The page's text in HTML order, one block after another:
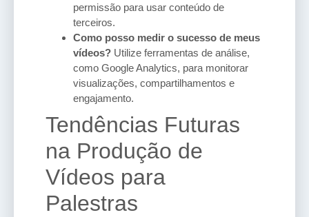
permissão para usar conteúdo de
terceiros.
Como posso medir o sucesso de meus
vídeos? Utilize ferramentas de análise,
como Google Analytics, para monitorar
visualizações, compartilhamentos e
engajamento.
Tendências Futuras
na Produção de
Vídeos para
Palestras